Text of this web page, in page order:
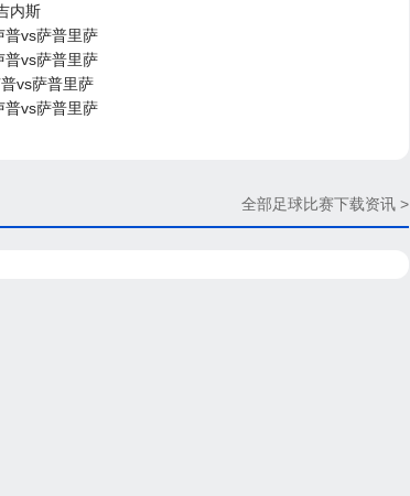
内斯
普vs萨普里萨
普vs萨普里萨
vs萨普里萨
普vs萨普里萨
全部足球比赛下载资讯 >